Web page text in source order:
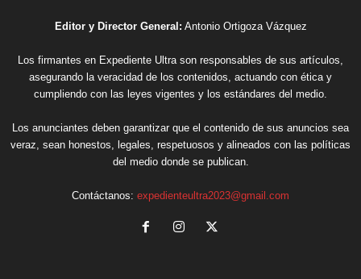
Editor y Director General: Antonio Ortigoza Vázquez
Los firmantes en Expediente Ultra son responsables de sus artículos,
asegurando la veracidad de los contenidos, actuando con ética y
cumpliendo con las leyes vigentes y los estándares del medio.
Los anunciantes deben garantizar que el contenido de sus anuncios sea
veraz, sean honestos, legales, respetuosos y alineados con las políticas
del medio donde se publican.
Contáctanos: expedienteultra2023@gmail.com